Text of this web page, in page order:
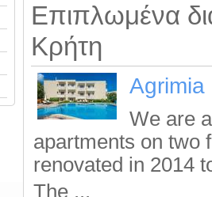
Επιπλωμένα
Κρήτη
Agrimia
We are
apartments on two
renovated in 2014
The ...